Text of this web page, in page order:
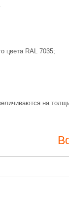
цвета RAL 7035;
на